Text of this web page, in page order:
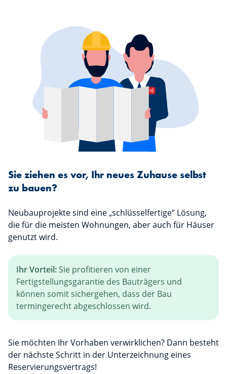
Sie ziehen es vor, Ihr neues Zuhause selbst
zu bauen?
Neubauprojekte sind eine „schlüsselfertige“ Lösung,
die für die meisten Wohnungen, aber auch für Häuser
genutzt wird.
Ihr Vorteil:Sie profitieren von einer
Fertigstellungsgarantie des Bauträgers und
können somit sichergehen, dass der Bau
termingerecht abgeschlossen wird.
Sie möchten Ihr Vorhaben verwirklichen? Dann besteht
der nächste Schritt in der Unterzeichnung eines
Reservierungsvertrags!